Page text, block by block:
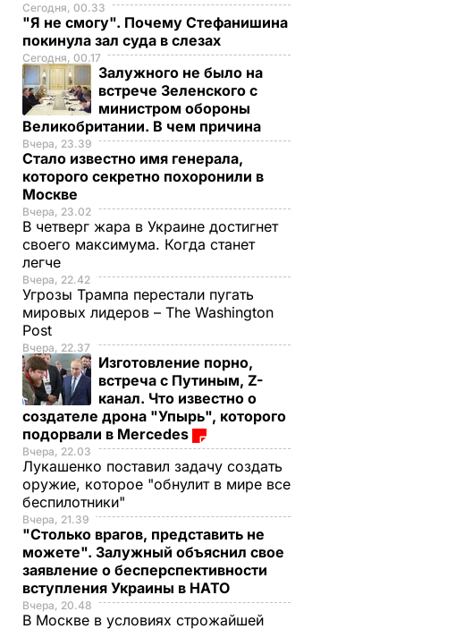
Сегодня, 00.33
"Я не смогу". Почему Стефанишина
покинула зал суда в слезах
Сегодня, 00.17
Залужного не было на
встрече Зеленского с
министром обороны
Великобритании. В чем причина
Вчера, 23.39
Стало известно имя генерала,
которого секретно похоронили в
Москве
Вчера, 23.02
В четверг жара в Украине достигнет
своего максимума. Когда станет
легче
Вчера, 22.42
Угрозы Трампа перестали пугать
мировых лидеров – The Washington
Post
Вчера, 22.37
Изготовление порно,
встреча с Путиным, Z-
канал. Что известно о
создателе дрона "Упырь", которого
подорвали в Mercedes
Вчера, 22.03
Лукашенко поставил задачу создать
оружие, которое "обнулит в мире все
беспилотники"
Вчера, 21.39
"Столько врагов, представить не
можете". Залужный объяснил свое
заявление о бесперспективности
вступления Украины в НАТО
Вчера, 20.48
В Москве в условиях строжайшей